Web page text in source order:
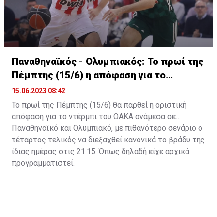
Παναθηναϊκός - Ολυμπιακός: Το πρωί της
Πέμπτης (15/6) η απόφαση για το
ντέρμπι
15.06.2023 08:42
Το πρωί της Πέμπτης (15/6) θα παρθεί η οριστική
απόφαση για το ντέρμπι του ΟΑΚΑ ανάμεσα σε
Παναθηναϊκό και Ολυμπιακό, με πιθανότερο σενάριο ο
τέταρτος τελικός να διεξαχθεί κανονικά το βράδυ της
ίδιας ημέρας στις 21:15. Όπως δηλαδή είχε αρχικά
προγραμματιστεί.